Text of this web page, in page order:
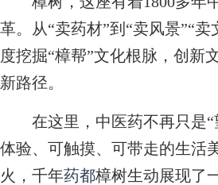
革。从“卖药材”到“卖风景”“卖
度挖掘“樟帮”文化根脉，创新
新路径。
在这里，中医药不再只是“
体验、可触摸、可带走的生活
火，千年药都樟树生动展现了